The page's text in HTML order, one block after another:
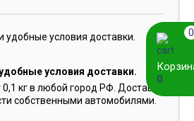
условия доставки.
кг в любой город РФ. Доставка
собственными автомобилями.
0
0